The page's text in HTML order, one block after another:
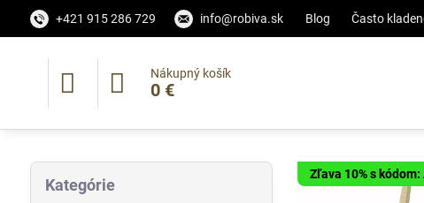
+421 915 286 729 info@robiva.sk Blog Často
Nákupný košík
0 €
Zľava 10% s kódom:
Kategórie